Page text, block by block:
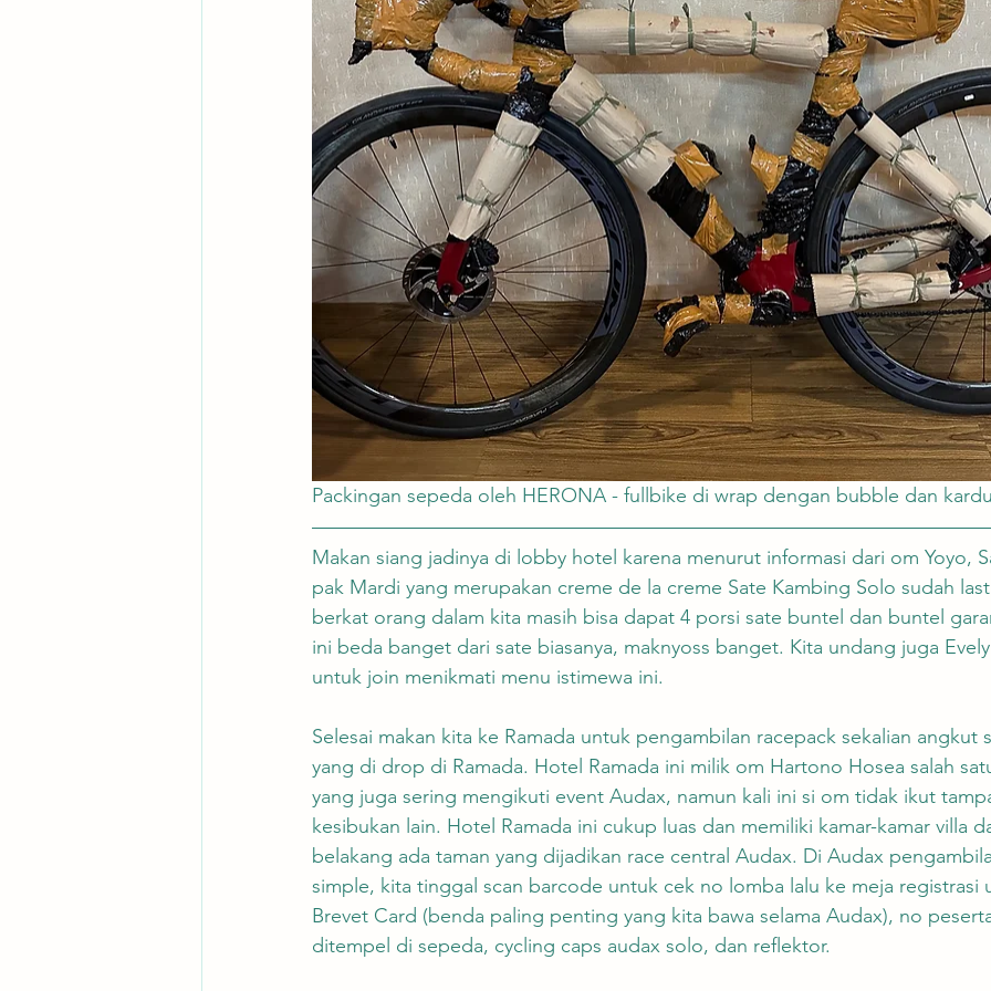
Packingan sepeda oleh HERONA - fullbike di wrap dengan bubble dan
Makan siang jadinya di lobby hotel karena menurut informasi dari om Yoyo,
pak Mardi yang merupakan creme de la creme Sate Kambing Solo sudah
berkat orang dalam kita masih bisa dapat 4 porsi sate buntel dan buntel
ini beda banget dari sate biasanya, maknyoss banget. Kita undang juga
untuk join menikmati menu istimewa ini.
Selesai makan kita ke Ramada untuk pengambilan racepack sekalian angkut
yang di drop di Ramada. Hotel Ramada ini milik om Hartono Hosea salah
yang juga sering mengikuti event Audax, namun kali ini si om tidak ikut
kesibukan lain. Hotel Ramada ini cukup luas dan memiliki kamar-kamar villa
belakang ada taman yang dijadikan race central Audax. Di Audax
simple, kita tinggal scan barcode untuk cek no lomba lalu ke meja registrasi
Brevet Card (benda paling penting yang kita bawa selama Audax), no
ditempel di sepeda, cycling caps audax solo, dan reflektor.